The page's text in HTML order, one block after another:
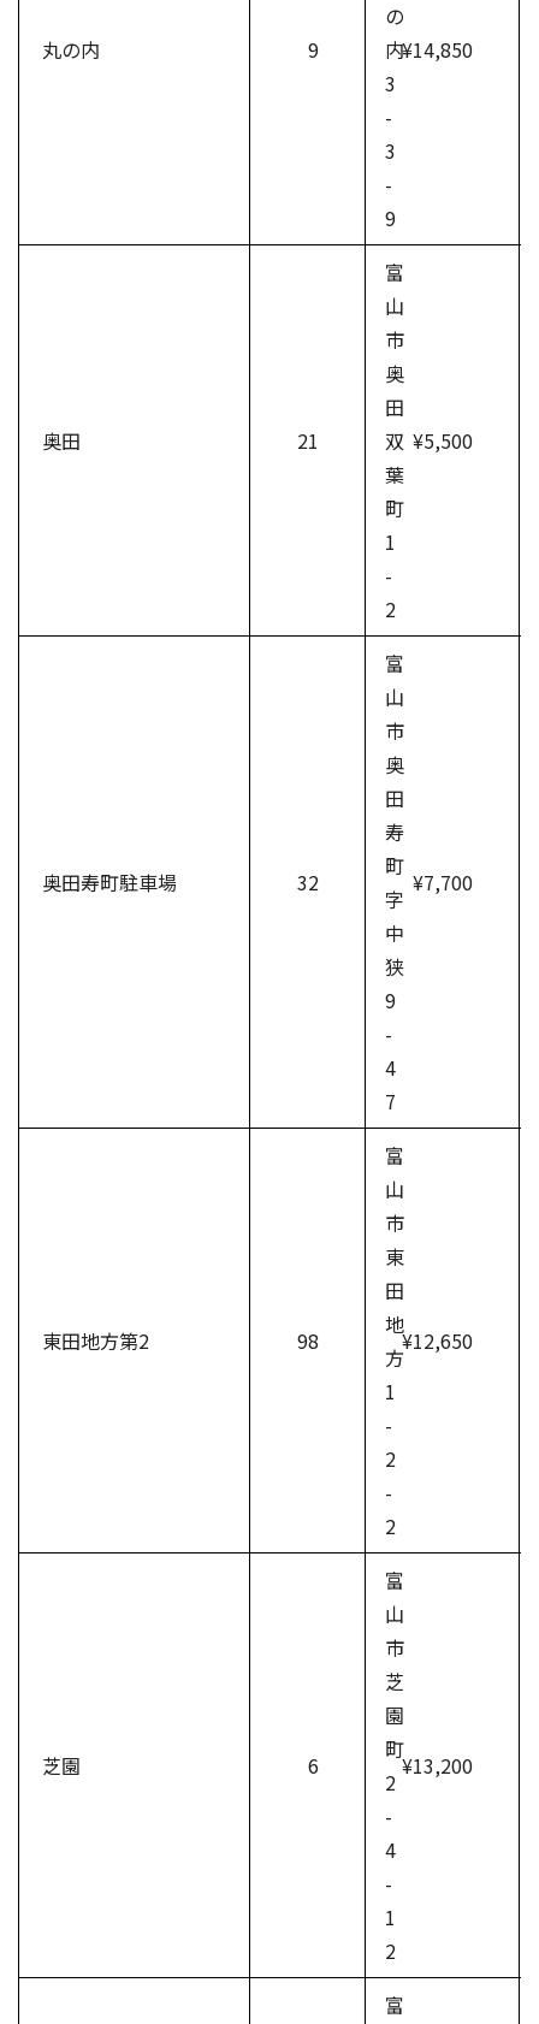
丸の内 9
の
内
3
-
3
-
9
¥14,850
奥田 21
富
山
市
奥
田
双
葉
町
1
-
2
¥5,500
奥田寿町駐車場 32
富
山
市
奥
田
寿
町
字
中
狭
9
-
4
7
¥7,700
東田地方第2 98
富
山
市
東
田
地
方
1
-
2
-
2
¥12,650
芝園 6
富
山
市
芝
園
町
2
-
4
-
1
2
¥13,200
富